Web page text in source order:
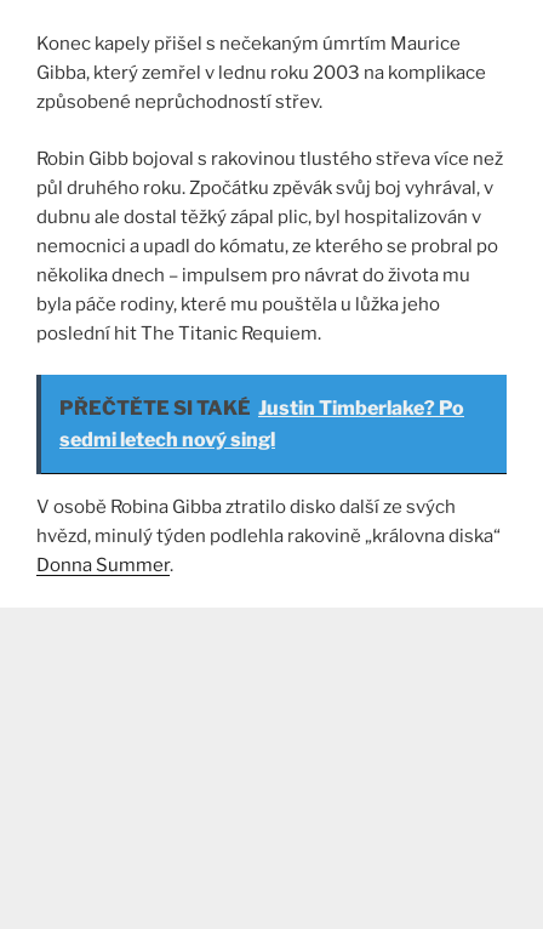
Konec kapely přišel s nečekaným úmrtím Maurice
Gibba, který zemřel v lednu roku 2003 na komplikace
způsobené neprůchodností střev.
Robin Gibb bojoval s rakovinou tlustého střeva více než
půl druhého roku. Zpočátku zpěvák svůj boj vyhrával, v
dubnu ale dostal těžký zápal plic, byl hospitalizován v
nemocnici a upadl do kómatu, ze kterého se probral po
několika dnech – impulsem pro návrat do života mu
byla páče rodiny, které mu pouštěla u lůžka jeho
poslední hit The Titanic Requiem.
PŘEČTĚTE SI TAKÉ Justin Timberlake? Po
sedmi letech nový singl
V osobě Robina Gibba ztratilo disko další ze svých
hvězd, minulý týden podlehla rakovině „královna diska“
Donna Summer.